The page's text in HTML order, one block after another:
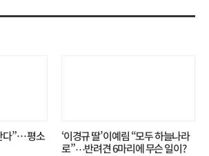
다”… 평소
‘이경규 딸’ 이예림 “모두 하늘나라
로”⋯반려견 6마리에 무슨 일이?